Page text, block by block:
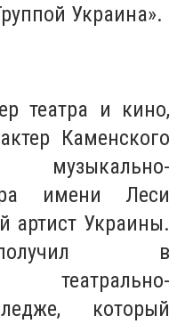
Украина».
театра и кино,
Каменского
имени Леси
артист Украины.
в
театрально-
который